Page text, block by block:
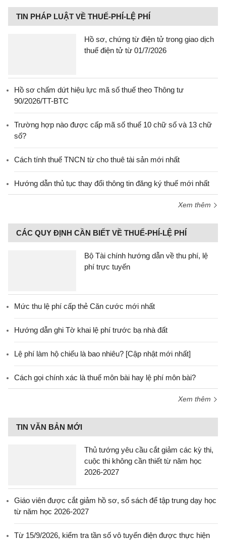
TIN PHÁP LUẬT VỀ THUẾ-PHÍ-LỆ PHÍ
Hồ sơ, chứng từ điện tử trong giao dịch
thuế điện tử từ 01/7/2026
Hồ sơ chấm dứt hiệu lực mã số thuế theo Thông tư
90/2026/TT-BTC
Trường hợp nào được cấp mã số thuế 10 chữ số và 13 chữ
số?
Cách tính thuế TNCN từ cho thuê tài sản mới nhất
Hướng dẫn thủ tục thay đổi thông tin đăng ký thuế mới nhất
Xem thêm
CÁC QUY ĐỊNH CẦN BIẾT VỀ THUẾ-PHÍ-LỆ PHÍ
Bộ Tài chính hướng dẫn về thu phí, lệ
phí trực tuyến
Mức thu lệ phí cấp thẻ Căn cước mới nhất
Hướng dẫn ghi Tờ khai lệ phí trước bạ nhà đất
Lệ phí làm hộ chiếu là bao nhiêu? [Cập nhật mới nhất]
Cách gọi chính xác là thuế môn bài hay lệ phí môn bài?
Xem thêm
TIN VĂN BẢN MỚI
Thủ tướng yêu cầu cắt giảm các kỳ thi,
cuộc thi không cần thiết từ năm học
2026-2027
Giáo viên được cắt giảm hồ sơ, sổ sách để tập trung dạy học
từ năm học 2026-2027
Từ 15/9/2026, kiểm tra tần số vô tuyến điện được thực hiện